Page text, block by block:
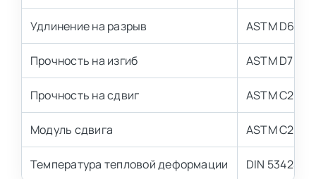
Удлинение на разрыв ASTM D638
Прочность на изгиб ASTM D790
Прочность на сдвиг ASTM C273
Модуль сдвига ASTM C273
Температура тепловой деформации DIN 53424